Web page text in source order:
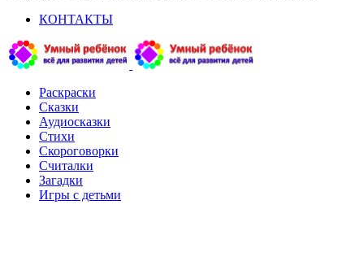
КОНТАКТЫ
Раскраски
Сказки
Аудиосказки
Стихи
Скороговорки
Считалки
Загадки
Игры с детьми